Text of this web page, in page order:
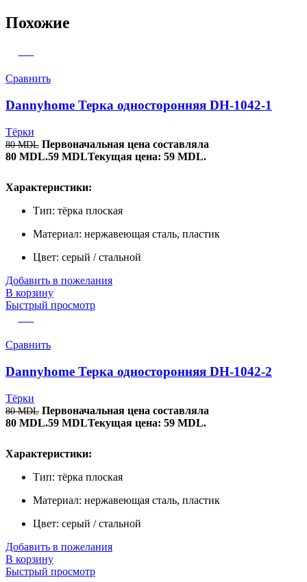
Похожие
Сравнить
Dannyhome Терка односторонняя DH-1042-1
Тёрки
80MDL Первоначальная цена составляла
80 MDL.59 MDLТекущая цена: 59 MDL.
Характеристики:
Тип: тёрка плоская
Материал: нержавеющая сталь, пластик
Цвет: серый / стальной
Добавить в пожелания
В корзину
Быстрый просмотр
Сравнить
Dannyhome Терка односторонняя DH-1042-2
Тёрки
80MDL Первоначальная цена составляла
80 MDL.59 MDLТекущая цена: 59 MDL.
Характеристики:
Тип: тёрка плоская
Материал: нержавеющая сталь, пластик
Цвет: серый / стальной
Добавить в пожелания
В корзину
Быстрый просмотр